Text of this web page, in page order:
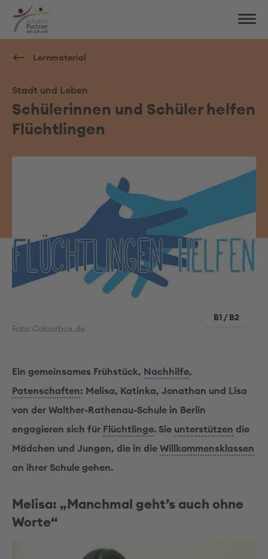
Lernmaterial
Stadt und Leben
Schülerinnen und Schüler helfen
Flüchtlingen
B1 / B2
Foto: Colourbox.de
Ein gemeinsames Frühstück, Nachhilfe,
Patenschaften: Melisa, Katinka, Jonathan und Lisa
von der Walther-Rathenau-Schule in Berlin
engagieren sich für Flüchtlinge. Sie unterstützen die
Mädchen und Jungen, die in die Willkommensklassen
an ihrer Schule gehen.
Melisa: „Manchmal geht’s auch ohne
Worte“